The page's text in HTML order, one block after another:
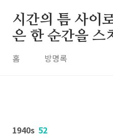
시간의 틈 사이
은 한 순간을 스
홈 방명록
1940s 52